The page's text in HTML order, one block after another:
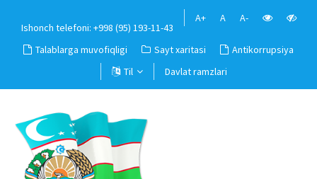
Ishonch telefoni: +998 (95) 193-11-43
A+ A A-
Talablarga muvofiqligi Sayt xaritasi
Antikorrupsiya
Til
Davlat ramzlari